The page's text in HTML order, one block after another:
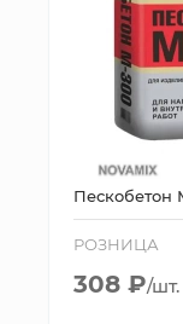
Пескобетон
РОЗНИЦА
308 ₽/шт.